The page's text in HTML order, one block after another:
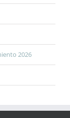
2026